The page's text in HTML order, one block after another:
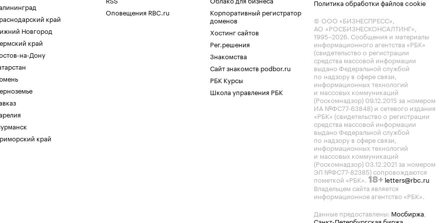
край
Новгород
край
на-Дону
край
Оповещения RBC.ru
Корпоративный регистратор
доменов
Хостинг сайтов
Рег.решения
Знакомства
Сайт знакомств podbor.ru
РБК Курсы
Школа управления РБК
Политика обработки файлов cookie
© ООО «БИЗНЕСПРЕСС»,
АО «РОСБИЗНЕСКОНСАЛТИНГ»,
1995–2026. Сообщения и материалы
информационного агентства «РБК»
(свидетельство о регистрации
средства массовой информации
выдано Федеральной службой
по надзору в сфере связи,
информационных технологий
и массовых коммуникаций
(Роскомнадзор) 09.12.2015 за номером
ИА №ФС77-63848) и сетевого издания
«РБК» (свидетельство о регистрации
средства массовой информации
выдано Федеральной службой
по надзору в сфере связи,
информационных технологий
и массовых коммуникаций
(Роскомнадзор) 03.12.2021 за номером
ЭЛ №ФС77-82385) сопровождаются
пометкой «РБК». 18+ letters@rbc.ru
Владельцем сайта является
информационное агентство «РБК».
Данные предоставлены: Мосбиржа,
Санкт-Петербургская биржа